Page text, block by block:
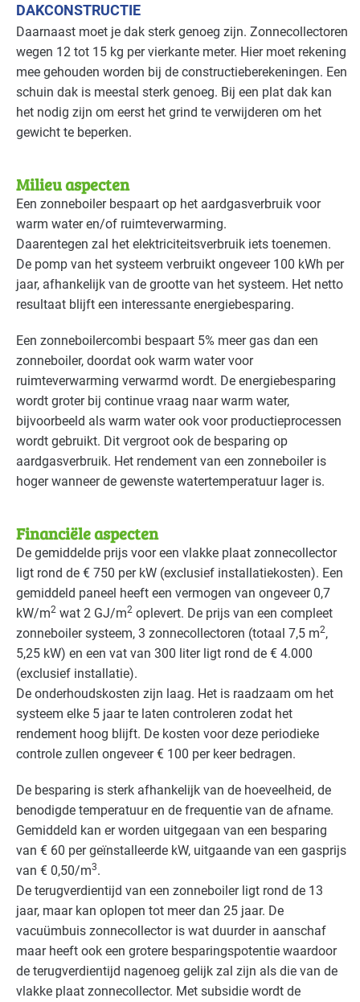
DAKCONSTRUCTIE
Daarnaast moet je dak sterk genoeg zijn. Zonnecollectoren
wegen 12 tot 15 kg per vierkante meter. Hier moet rekening
mee gehouden worden bij de constructieberekeningen. Een
schuin dak is meestal sterk genoeg. Bij een plat dak kan
het nodig zijn om eerst het grind te verwijderen om het
gewicht te beperken.
Milieu aspecten
Een zonneboiler bespaart op het aardgasverbruik voor
warm water en/of ruimteverwarming.
Daarentegen zal het elektriciteitsverbruik iets toenemen.
De pomp van het systeem verbruikt ongeveer 100 kWh per
jaar, afhankelijk van de grootte van het systeem. Het netto
resultaat blijft een interessante energiebesparing.
Een zonneboilercombi bespaart 5% meer gas dan een
zonneboiler, doordat ook warm water voor
ruimteverwarming verwarmd wordt. De energiebesparing
wordt groter bij continue vraag naar warm water,
bijvoorbeeld als warm water ook voor productieprocessen
wordt gebruikt. Dit vergroot ook de besparing op
aardgasverbruik. Het rendement van een zonneboiler is
hoger wanneer de gewenste watertemperatuur lager is.
Financiële aspecten
De gemiddelde prijs voor een vlakke plaat zonnecollector
ligt rond de € 750 per kW (exclusief installatiekosten). Een
gemiddeld paneel heeft een vermogen van ongeveer 0,7
kW/m2 wat 2 GJ/m2 oplevert. De prijs van een compleet
zonneboiler systeem, 3 zonnecollectoren (totaal 7,5 m2,
5,25 kW) en een vat van 300 liter ligt rond de € 4.000
(exclusief installatie).
De onderhoudskosten zijn laag. Het is raadzaam om het
systeem elke 5 jaar te laten controleren zodat het
rendement hoog blijft. De kosten voor deze periodieke
controle zullen ongeveer € 100 per keer bedragen.
De besparing is sterk afhankelijk van de hoeveelheid, de
benodigde temperatuur en de frequentie van de afname.
Gemiddeld kan er worden uitgegaan van een besparing
van € 60 per geïnstalleerde kW, uitgaande van een gasprijs
van € 0,50/m3.
De terugverdientijd van een zonneboiler ligt rond de 13
jaar, maar kan oplopen tot meer dan 25 jaar. De
vacuümbuis zonnecollector is wat duurder in aanschaf
maar heeft ook een grotere besparingspotentie waardoor
de terugverdientijd nagenoeg gelijk zal zijn als die van de
vlakke plaat zonnecollector. Met subsidie wordt de